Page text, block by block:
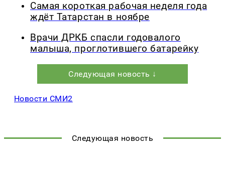
Самая короткая рабочая неделя года
ждёт Татарстан в ноябре
Врачи ДРКБ спасли годовалого
малыша, проглотившего батарейку
Следующая новость ↓
Новости СМИ2
Следующая новость